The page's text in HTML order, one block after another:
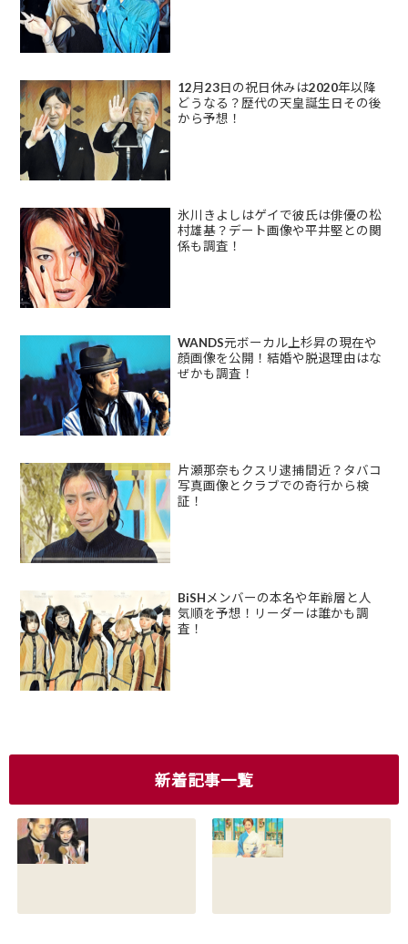
12月23日の祝日休みは2020年以降
どうなる？歴代の天皇誕生日その後
から予想！
氷川きよしはゲイで彼氏は俳優の松
村雄基？デート画像や平井堅との関
係も調査！
WANDS元ボーカル上杉昇の現在や
顔画像を公開！結婚や脱退理由はな
ぜかも調査！
片瀬那奈もクスリ逮捕間近？タバコ
写真画像とクラブでの奇行から検
証！
BiSHメンバーの本名や年齢層と人
気順を予想！リーダーは誰かも調
査！
新着記事一覧